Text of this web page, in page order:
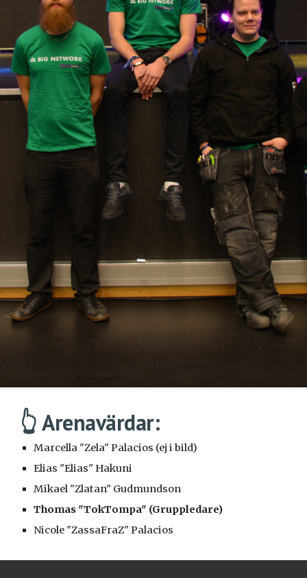
👆 Arenavärdar:
Marcella "Zela" Palacios (ej i bild)
Elias "Elias" Hakuni
Mikael "Zlatan" Gudmundson
Thomas "TokTompa" (Gruppledare)
Nicole "ZassaFraZ" Palacios